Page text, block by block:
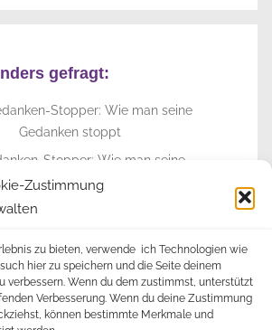
Zustimmung
zu bieten, verwende ich Technologien wie
hier zu speichern und die Seite deinem
verbessern. Wenn du dem zustimmst, unterstützt
Verbesserung. Wenn du deine Zustimmung
können bestimmte Merkmale und
gefragt:
Stopper: Wie man seine
Gedanken stoppt
► Zur Info-Seite